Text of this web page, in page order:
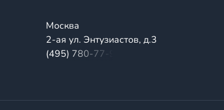
Москва
2-ая ул. Энтузиастов, д.3
(495) 780-77-98